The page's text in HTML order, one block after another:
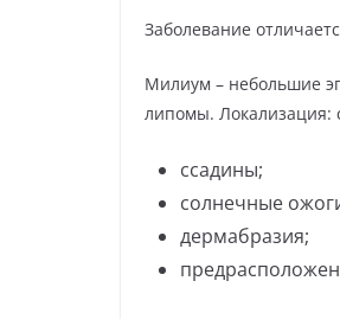
Заболевание
Милиум – небольшие
липомы. Локализация:
ссадины;
солнечные
дермабразия;